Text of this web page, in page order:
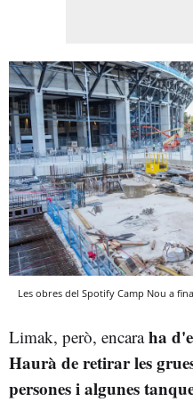
Les obres del Spotify Camp Nou a
Limak, però, encaraha
Haurà de retirar les
persones i algunes